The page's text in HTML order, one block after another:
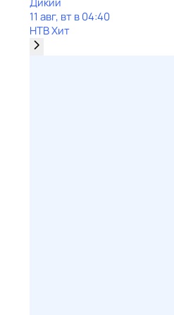
11 авг, вт в 04:40
НТВ Хит